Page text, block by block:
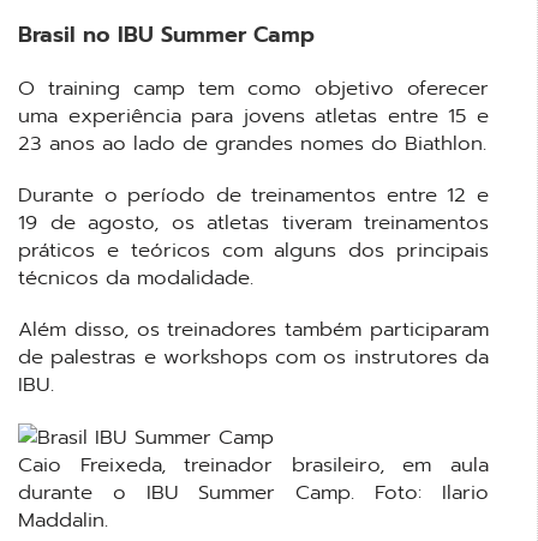
Brasil no IBU Summer Camp
O training camp tem como objetivo oferecer
uma experiência para jovens atletas entre 15 e
23 anos ao lado de grandes nomes do Biathlon.
Durante o período de treinamentos entre 12 e
19 de agosto, os atletas tiveram treinamentos
práticos e teóricos com alguns dos principais
técnicos da modalidade.
Além disso, os treinadores também participaram
de palestras e workshops com os instrutores da
IBU.
Caio Freixeda, treinador brasileiro, em aula
durante o IBU Summer Camp. Foto: Ilario
Maddalin.